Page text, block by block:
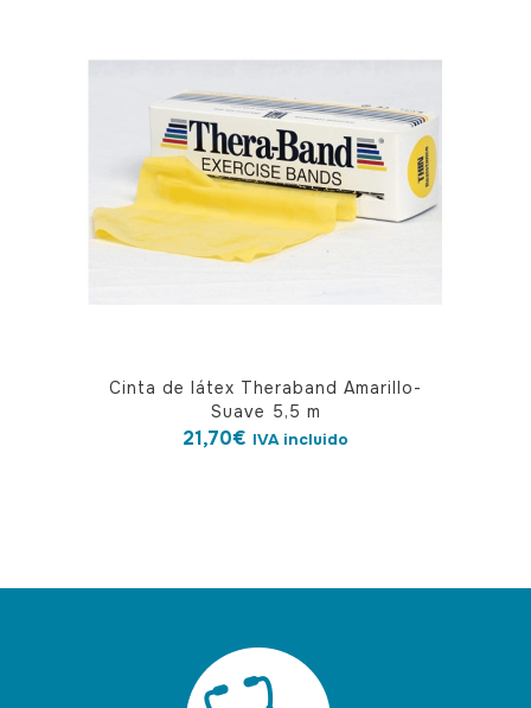
Cinta de látex Theraband Amarillo-
Suave 5,5 m
21,70€ IVA incluido